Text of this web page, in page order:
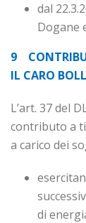
dal
Dogane
9
IL CARO
L’art. 37 del
contributo a
a carico dei
di